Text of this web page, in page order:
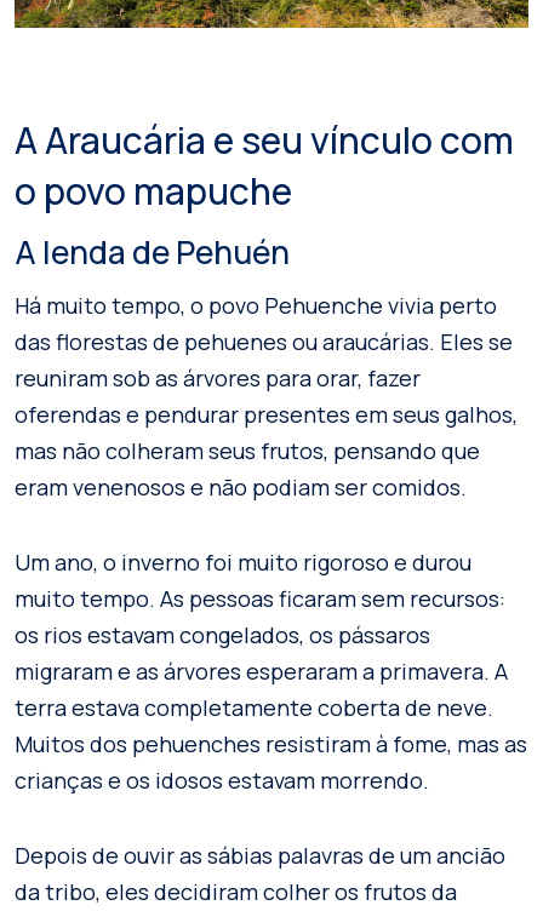
A Araucária e seu vínculo com
o povo mapuche
A lenda de Pehuén
Há muito tempo, o povo Pehuenche vivia perto
das florestas de pehuenes ou araucárias. Eles se
reuniram sob as árvores para orar, fazer
oferendas e pendurar presentes em seus galhos,
mas não colheram seus frutos, pensando que
eram venenosos e não podiam ser comidos.
Um ano, o inverno foi muito rigoroso e durou
muito tempo. As pessoas ficaram sem recursos:
os rios estavam congelados, os pássaros
migraram e as árvores esperaram a primavera. A
terra estava completamente coberta de neve.
Muitos dos pehuenches resistiram à fome, mas as
crianças e os idosos estavam morrendo.
Depois de ouvir as sábias palavras de um ancião
da tribo, eles decidiram colher os frutos da